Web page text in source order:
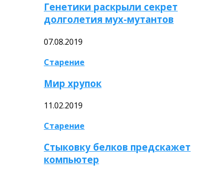
Генетики раскрыли секрет
долголетия мух-мутантов
07.08.2019
Старение
Мир хрупок
11.02.2019
Старение
Стыковку белков предскажет
компьютер